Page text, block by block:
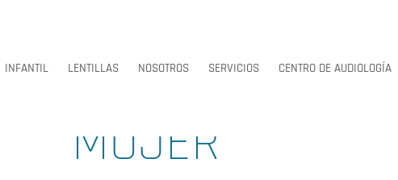
INFANTIL LENTILLAS NOSOTROS SERVICIOS CENTRO DE AUDIOLOGÍA
MUJER